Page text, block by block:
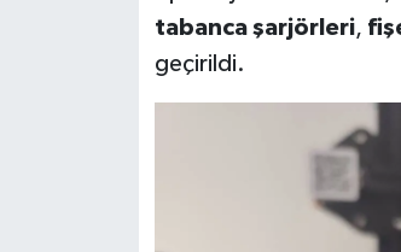
tabanca şarjörleri,
geçirildi.